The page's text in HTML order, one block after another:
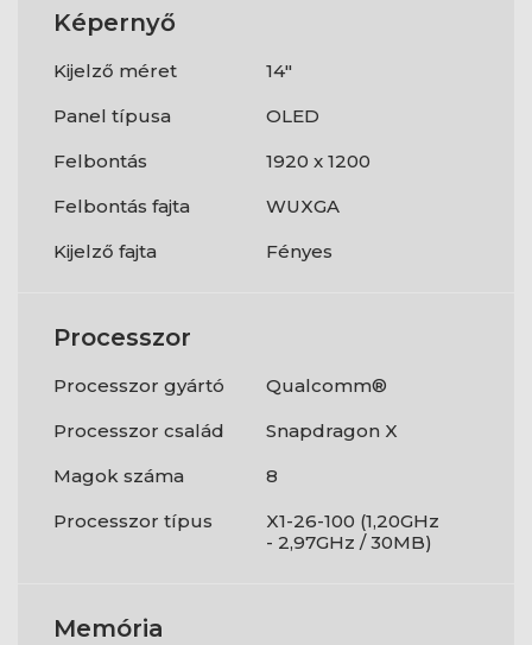
Képernyő
Kijelző méret
14"
Panel típusa
OLED
Felbontás
1920 x 1200
Felbontás fajta
WUXGA
Kijelző fajta
Fényes
Processzor
Processzor gyártó
Qualcomm®
Processzor család
Snapdragon X
Magok száma
8
Processzor típus
X1-26-100 (1,20GHz
- 2,97GHz / 30MB)
Memória